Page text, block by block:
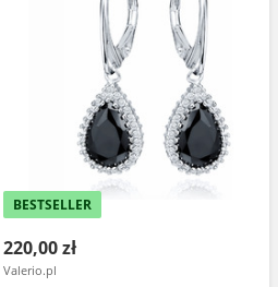
BESTSELLER
220,00 zł
Valerio.pl